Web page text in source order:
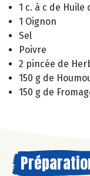
1 c. à c de Huile
1 Oignon
Sel
Poivre
2 pincée de
150 g de
150 g de